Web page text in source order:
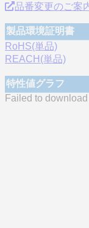
品番変更のご案
製品環境証明書
RoHS(単品)
REACH(単品)
特性値グラフ
Failed to